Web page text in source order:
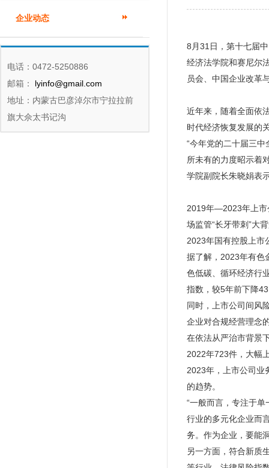
企业动态
电话：0472-5250886
邮箱：
lyinfo@gmail.com
地址：内蒙古巴彦淖尔市宁拉拉前
旗大佘太书记沟
8月31日，第十七届
经济法学院和赛尼尔
员会、中国企业改革
近年来，随着全面依
时代经济恢复发展的
“今年党的二十届三
所未有的力度昭示着
学院副院长朱晓娟表
2019年—2023年上市
场监管“长牙带刺”大
2023年国有控股上市
据了解，2023年有色
色低碳、循环经济行
指数，较5年前下降
同时，上市公司间风
企业对合规经营理念
在依法从严治市背景
2022年723件，大幅
2023年，上市公司业
的趋势。
“一般而言，专注于
行业的多元化企业而
务。作为企业，要能
另一方面，符合新质